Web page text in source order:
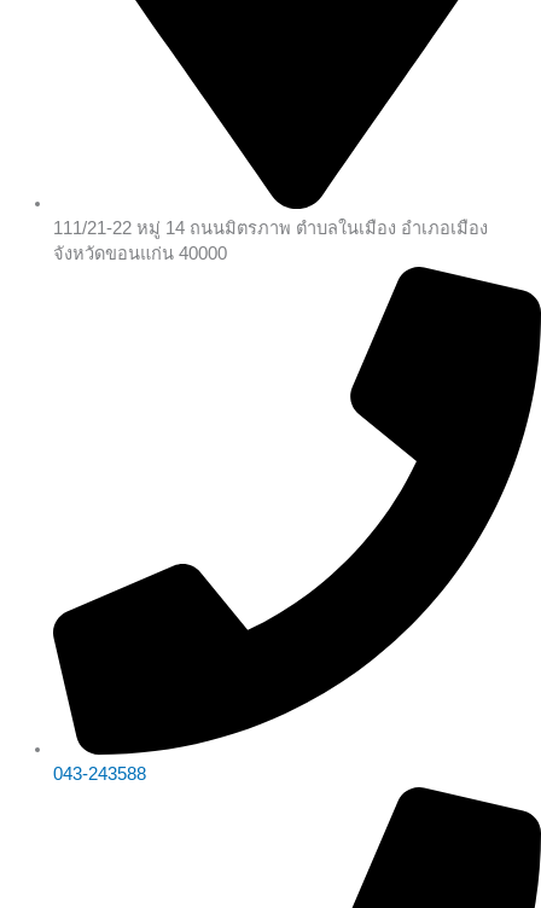
111/21-22 หมู่ 14 ถนนมิตรภาพ ตำบลในเมือง อำเภอเมือง
จังหวัดขอนแก่น 40000
043-243588